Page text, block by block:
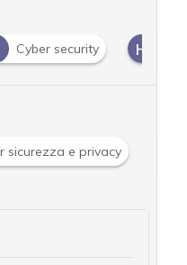
H Hacker
Soluzioni aziendali